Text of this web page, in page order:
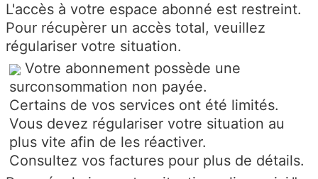
L'accès à votre espace abonné est restreint.
Pour récupèrer un accès total, veuillez
régulariser votre situation.
Votre abonnement possède une
surconsommation non payée.
Certains de vos services ont été limités.
Vous devez régulariser votre situation au
plus vite afin de les réactiver.
Consultez vos factures pour plus de détails.